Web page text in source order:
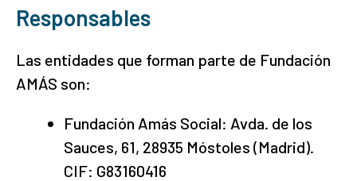
Responsables
Las entidades que forman parte de Fundación
AMÁS son:
Fundación Amás Social: Avda. de los
Sauces, 61, 28935 Móstoles (Madrid).
CIF: G83160416